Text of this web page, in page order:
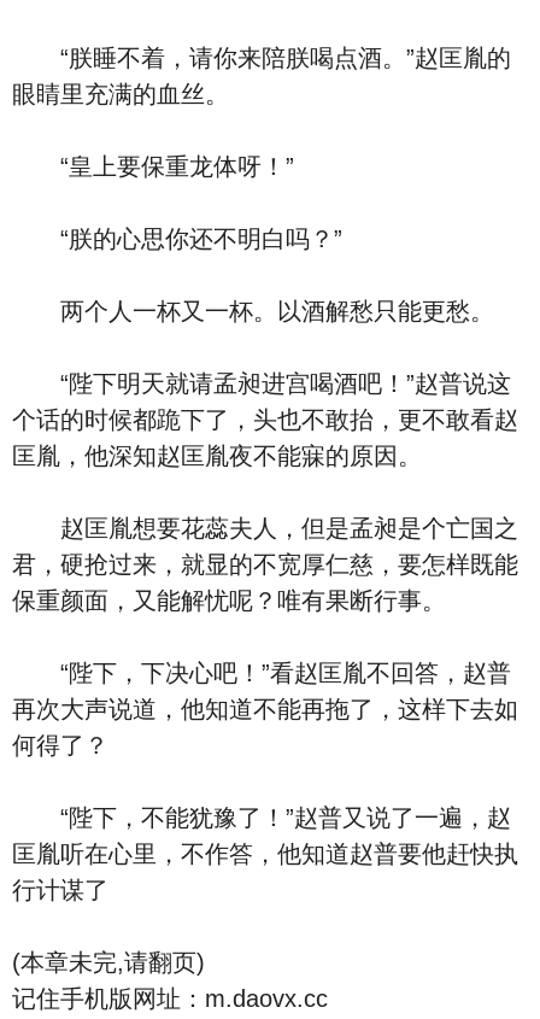
“朕睡不着，请你来陪朕喝点酒。”赵匡胤的
眼睛里充满的血丝。
“皇上要保重龙体呀！”
“朕的心思你还不明白吗？”
两个人一杯又一杯。以酒解愁只能更愁。
“陛下明天就请孟昶进宫喝酒吧！”赵普说这
个话的时候都跪下了，头也不敢抬，更不敢看赵
匡胤，他深知赵匡胤夜不能寐的原因。
赵匡胤想要花蕊夫人，但是孟昶是个亡国之
君，硬抢过来，就显的不宽厚仁慈，要怎样既能
保重颜面，又能解忧呢？唯有果断行事。
“陛下，下决心吧！”看赵匡胤不回答，赵普
再次大声说道，他知道不能再拖了，这样下去如
何得了？
“陛下，不能犹豫了！”赵普又说了一遍，赵
匡胤听在心里，不作答，他知道赵普要他赶快执
行计谋了
(本章未完,请翻页)
记住手机版网址：m.daovx.cc